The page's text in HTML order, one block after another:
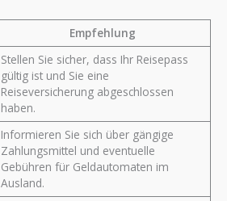
Empfehlung
Stellen Sie sicher, dass Ihr Reisepass
gültig ist und Sie eine
Reiseversicherung abgeschlossen
haben.
Informieren Sie sich über gängige
Zahlungsmittel und eventuelle
Gebühren für Geldautomaten im
Ausland.